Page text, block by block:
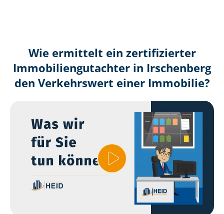
Wie ermittelt ein zertifizierter
Immobilien­gutachter in Irschenberg
den Verkehrswert einer Immobilie?